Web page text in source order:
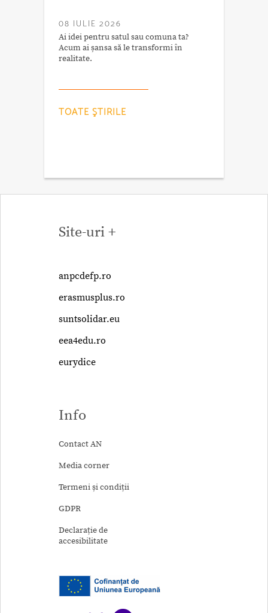
08 IULIE 2026
Ai idei pentru satul sau comuna ta?
Acum ai șansa să le transformi în
realitate.
TOATE ŞTIRILE
Site-uri +
anpcdefp.ro
erasmusplus.ro
suntsolidar.eu
eea4edu.ro
eurydice
Info
Contact AN
Media corner
Termeni și condiții
GDPR
Declarație de
accesibilitate